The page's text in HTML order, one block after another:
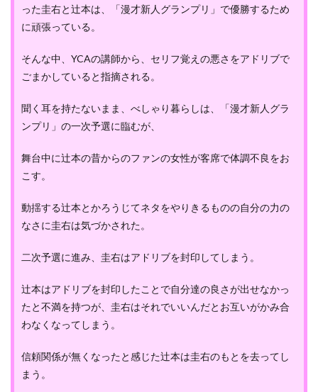
った圭右と辻本は、「漫才新人グランプリ」で優勝するため
に頑張っている。
そんな中、YCAの講師から、セリフ覚えの悪さをアドリブで
ごまかしていると指摘される。
聞く耳を持たないまま、べしゃり暮らしは、「漫才新人グラ
ンプリ」の一次予選に臨むが、
舞台中に辻本の昔からのファンの女性が客席で体調不良をお
こす。
動揺する辻本とかろうじてネタをやりきるものの自分の力の
なさに圭右は気づかされた。
二次予選に進み、圭右はアドリブを封印してしまう。
辻本はアドリブを封印したことで自分達の良さが出せなかっ
たと不満を持つが、圭右はそれでいいんだとお互いがかみ合
わなくなってしまう。
信頼関係が無くなったと感じた辻本は圭右のもとを去ってし
まう。